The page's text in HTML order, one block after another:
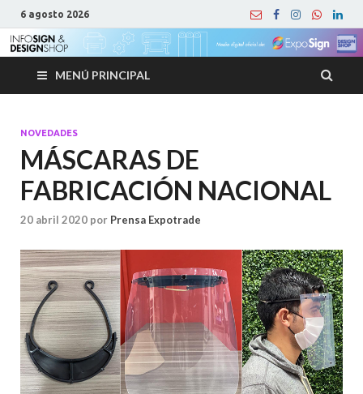
6 agosto 2026
MENÚ PRINCIPAL
NOVEDADES
MÁSCARAS DE
FABRICACIÓN NACIONAL
20 abril 2020 por Prensa Expotrade